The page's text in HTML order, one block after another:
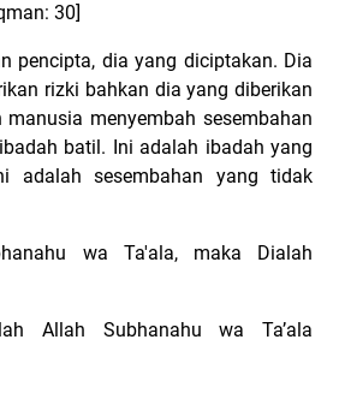
30]
pencipta, dia yang diciptakan. Dia
rizki bahkan dia yang diberikan
menyembah sesembahan
batil. Ini adalah ibadah yang
adalah sesembahan yang tidak
wa Ta'ala, maka Dialah
Allah Subhanahu wa Ta’ala